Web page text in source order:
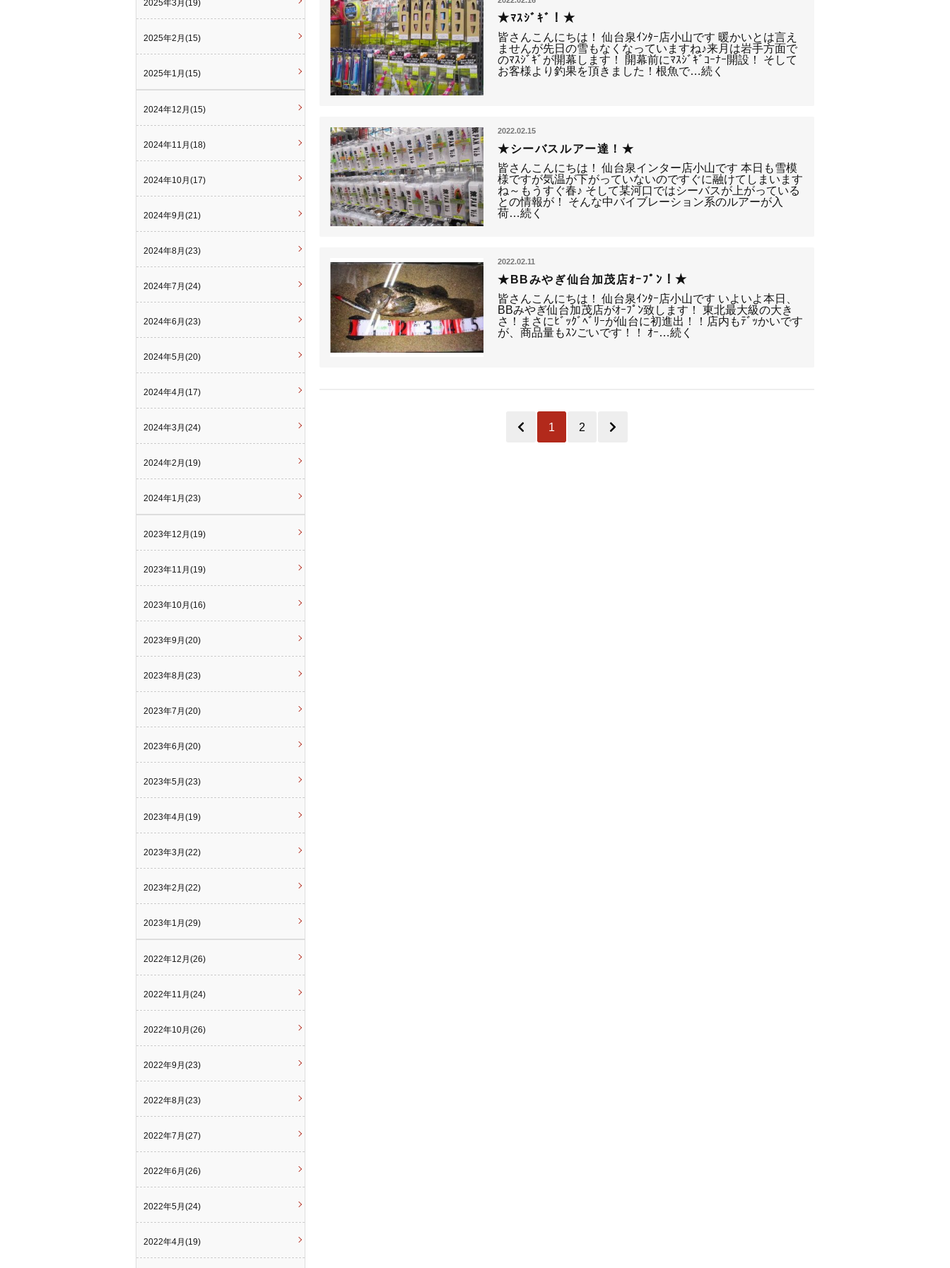
★ﾏｽｼﾞｷﾞ！★
皆さんこんにちは！ 仙台泉ｲﾝﾀｰ店小山です 暖かいとは言え
ませんが先日の雪もなくなっていますね♪来月は岩手方面で
のﾏｽｼﾞｷﾞが開幕します！ 開幕前にﾏｽｼﾞｷﾞｺｰﾅｰ開設！ そして
お客様より釣果を頂きました！根魚で…続く
2022.02.15
★シーバスルアー達！★
皆さんこんにちは！ 仙台泉インター店小山です 本日も雪模
様ですが気温が下がっていないのですぐに融けてしまいます
ね～もうすぐ春♪ そして某河口ではシーバスが上がっている
との情報が！ そんな中バイブレーション系のルアーが入
荷…続く
2022.02.11
★BBみやぎ仙台加茂店ｵｰﾌﾟﾝ！★
皆さんこんにちは！ 仙台泉ｲﾝﾀｰ店小山です いよいよ本日、
BBみやぎ仙台加茂店がｵｰﾌﾟﾝ致します！ 東北最大級の大き
さ！まさにﾋﾞｯｸﾞﾍﾞﾘｰが仙台に初進出！！店内もﾃﾞｯかいです
が、商品量もｽﾝごいです！！ ｵｰ…続く
1 2
2025年3月(19)
2025年2月(15)
2025年1月(15)
2024年12月(15)
2024年11月(18)
2024年10月(17)
2024年9月(21)
2024年8月(23)
2024年7月(24)
2024年6月(23)
2024年5月(20)
2024年4月(17)
2024年3月(24)
2024年2月(19)
2024年1月(23)
2023年12月(19)
2023年11月(19)
2023年10月(16)
2023年9月(20)
2023年8月(23)
2023年7月(20)
2023年6月(20)
2023年5月(23)
2023年4月(19)
2023年3月(22)
2023年2月(22)
2023年1月(29)
2022年12月(26)
2022年11月(24)
2022年10月(26)
2022年9月(23)
2022年8月(23)
2022年7月(27)
2022年6月(26)
2022年5月(24)
2022年4月(19)